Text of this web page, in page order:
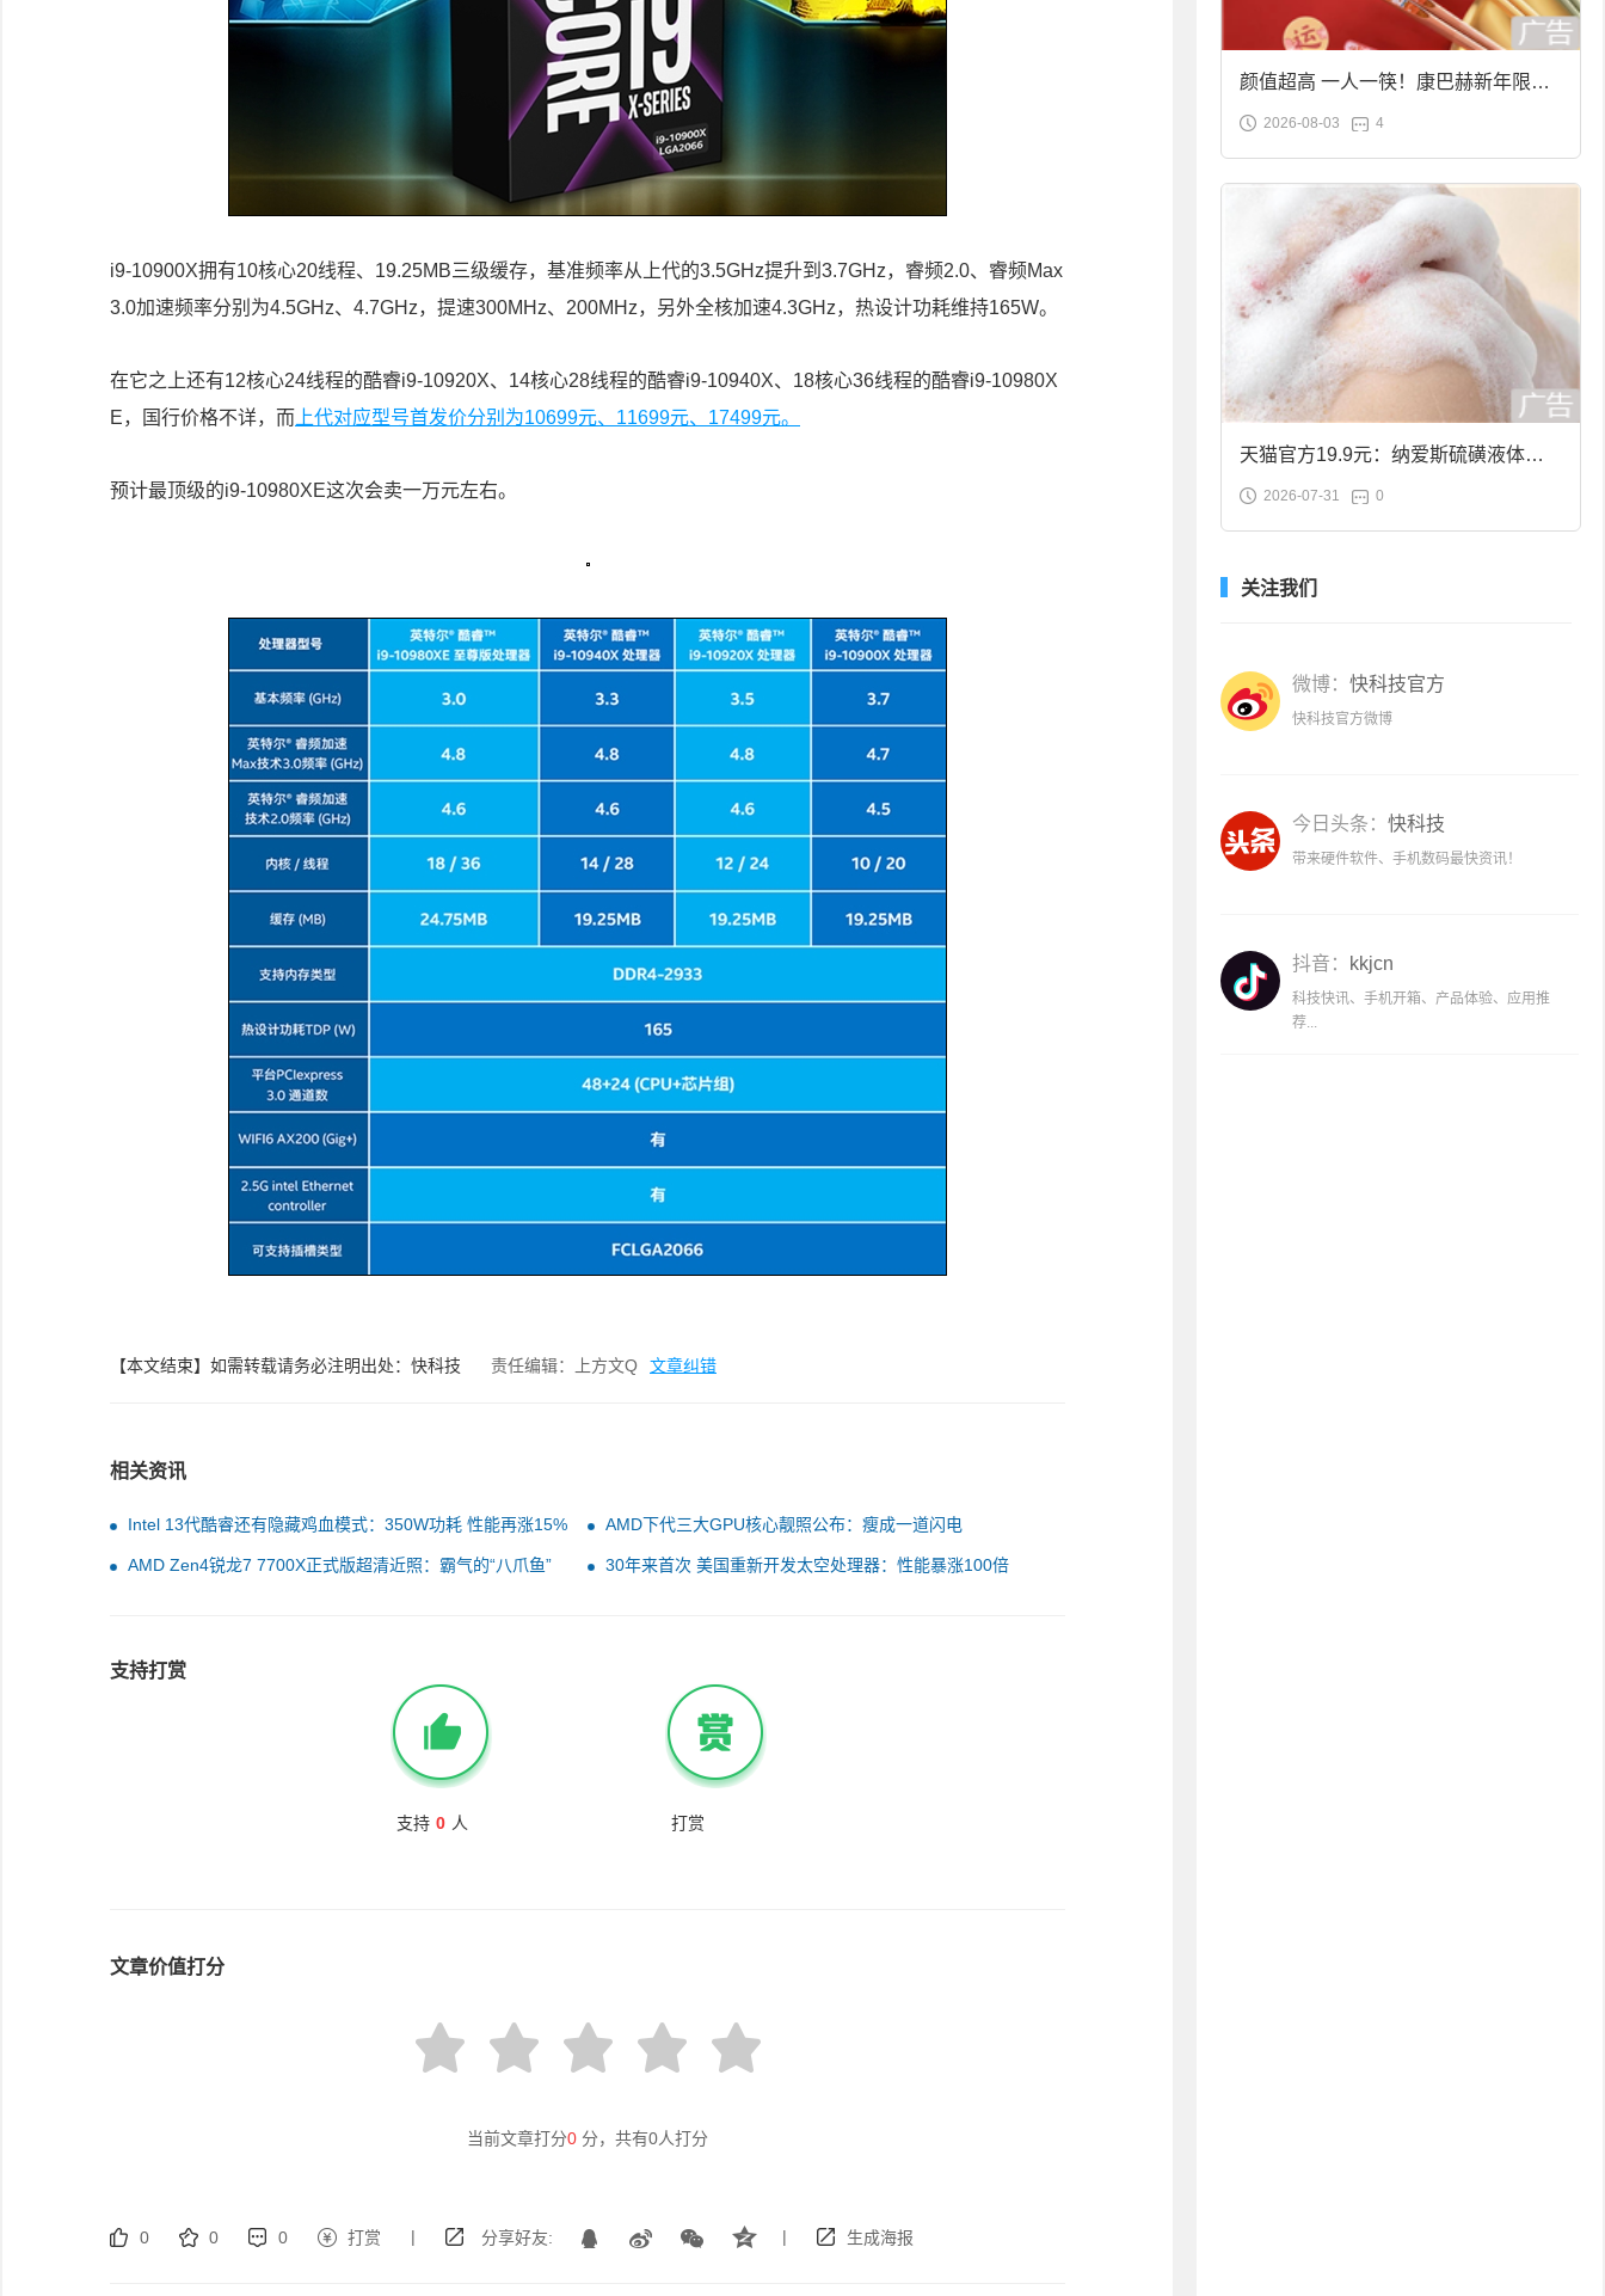
i9-10900X拥有10核心20线程、19.25MB三级缓存，基准频率从上代的3.5GHz提升到3.7GHz，睿频2.0、睿频Max
3.0加速频率分别为4.5GHz、4.7GHz，提速300MHz、200MHz，另外全核加速4.3GHz，热设计功耗维持165W。
在它之上还有12核心24线程的酷睿i9-10920X、14核心28线程的酷睿i9-10940X、18核心36线程的酷睿i9-10980X
E，国行价格不详，而 上代对应型号首发价分别为10699元、11699元、17499元。
预计最顶级的i9-10980XE这次会卖一万元左右。
【本文结束】如需转载请务必注明出处：快科技 责任编辑：上方文Q 文章纠错
相关资讯
Intel 13代酷睿还有隐藏鸡血模式：350W功耗 性能再涨15% AMD下代三大GPU核心靓照公布：瘦成一道闪电
AMD Zen4锐龙7 7700X正式版超清近照：霸气的“八爪鱼” 30年来首次 美国重新开发太空处理器：性能暴涨100倍
支持打赏
支持 0 人 打赏
文章价值打分
当前文章打分0 分，共有0人打分
0 0 0 打赏 | 分享好友: | 生成海报
颜值超高 一人一筷！康巴赫新年限定
合金筷子大促：19.9元
2026-08-03 4
天猫官方19.9元：纳爱斯硫磺液体香
皂2斤大促
2026-07-31 0
关注我们
微博： 快科技官方
快科技官方微博
今日头条： 快科技
带来硬件软件、手机数码最快资讯！
抖音： kkjcn
科技快讯、手机开箱、产品体验、应用推
荐...